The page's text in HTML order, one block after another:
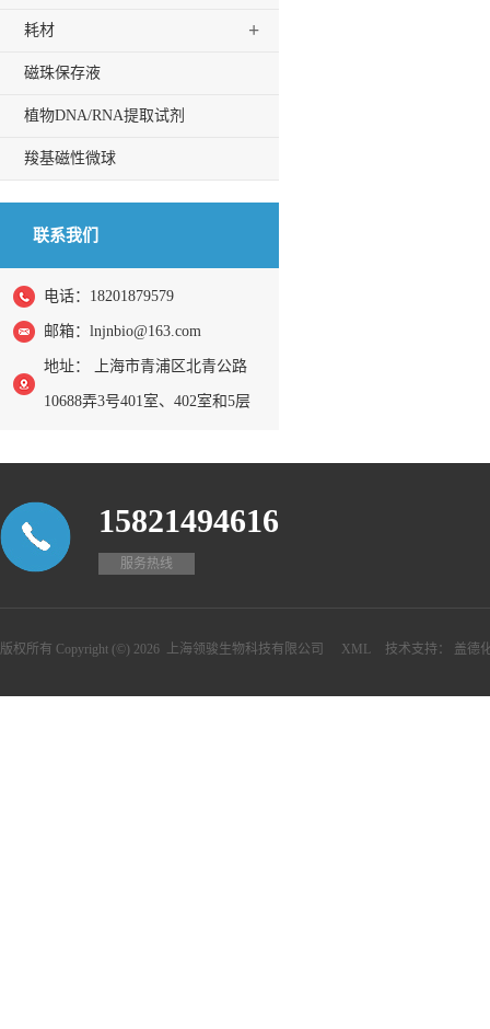
耗材 +
磁珠保存液
植物DNA/RNA提取试剂
羧基磁性微球
联系我们
电话：18201879579
邮箱： lnjnbio@163.com
地址： 上海市青浦区北青公路
10688弄3号401室、402室和5层
15821494616
服务热线
版权所有 Copyright (©) 2026 上海领骏生物科技有限公司 XML 技术支持： 盖德